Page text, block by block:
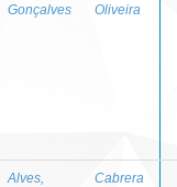
Gonçalves
Oliveira
Alves,
Cabrera